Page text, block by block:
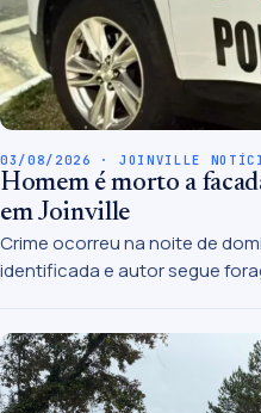
03/08/2026 · JOINVILLE
Homem é morto a
em Joinville
Crime ocorreu na noite de
identificada e autor segue